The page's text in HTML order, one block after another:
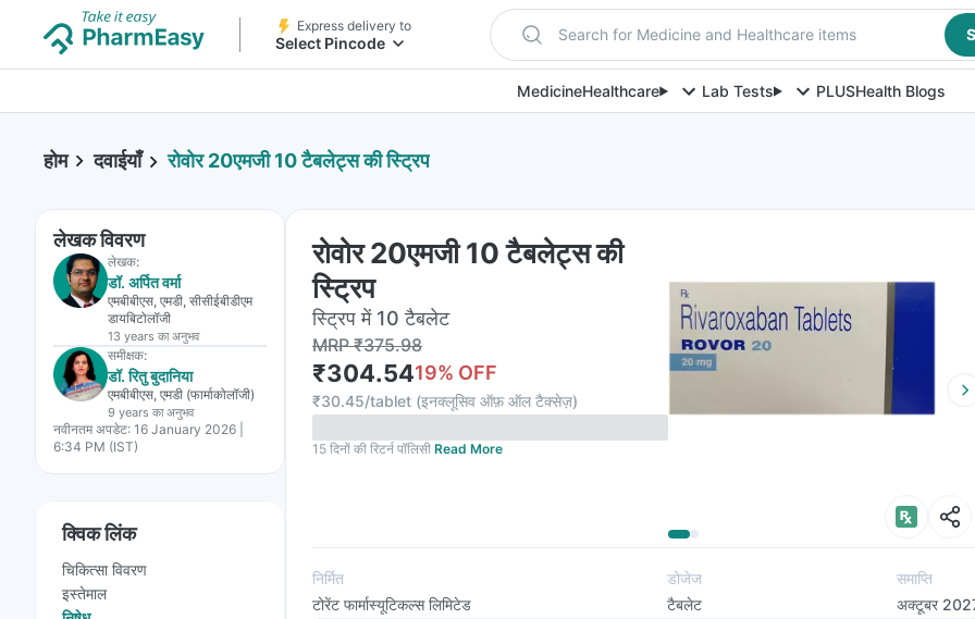
Express delivery to
Select Pincode Search for Medicine and Healthcare items
MedicineHealthcare Lab Tests PLUSHealth Blogs
होम दवाईयाँ रोवोर 20एमजी 10 टैबलेट्स की स्ट्रिप
लेखक विवरण
लेखक:
डॉ. अर्पित वर्मा
एमबीबीएस, एमडी, सीसीईबीडीएम
डायबिटोलॉजी
13 years का अनुभव
समीक्षक:
डॉ. रितु बुदानिया
एमबीबीएस, एमडी (फार्माकोलॉजी)
9 years का अनुभव
नवीनतम अपडेट: 16 January 2026 |
6:34 PM (IST)
क्विक लिंक
चिकित्सा विवरण
इस्तेमाल
रोवोर 20एमजी 10 टैबलेट्स की
स्ट्रिप
स्ट्रिप में 10 टैबलेट
MRP₹375.98
₹304.5419% OFF
₹30.45/tablet (इनक्लूसिव ऑफ़ ऑल टैक्सेज़)
15 दिनों की रिटर्न पॉलिसी Read More
निर्मित
टोरेंट फार्मास्यूटिकल्स लिमिटेड
डोजेज
टैबलेट
समाप्ति
अक्टूबर